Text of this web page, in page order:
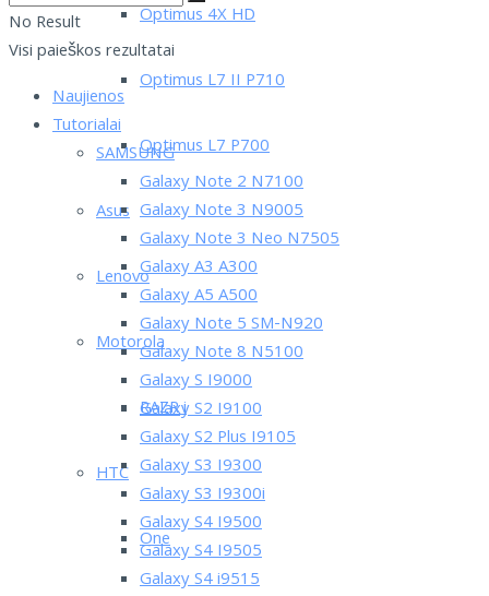
Optimus 4X HD
Optimus L7 II P710
Optimus L7 P700
Asus
Lenovo
Motorola
RAZR i
HTC
One
No Result
Visi paieškos rezultatai
Naujienos
Tutorialai
SAMSUNG
Galaxy Note 2 N7100
Galaxy Note 3 N9005
Galaxy Note 3 Neo N7505
Galaxy A3 A300
Galaxy A5 A500
Galaxy Note 5 SM-N920
Galaxy Note 8 N5100
Galaxy S I9000
Galaxy S2 I9100
Galaxy S2 Plus I9105
Galaxy S3 I9300
Galaxy S3 I9300i
Galaxy S4 I9500
Galaxy S4 I9505
Galaxy S4 i9515